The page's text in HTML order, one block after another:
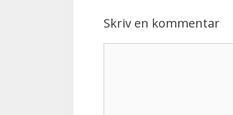
Skriv en kommentar